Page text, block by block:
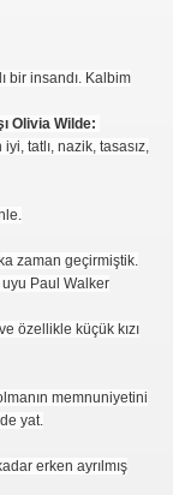
bir insandı. Kalbim
Olivia Wilde:
tatlı, nazik, tasasız,
zaman geçirmiştik.
uyu Paul Walker
özellikle küçük kızı
memnuniyetini
yat.
erken ayrılmış